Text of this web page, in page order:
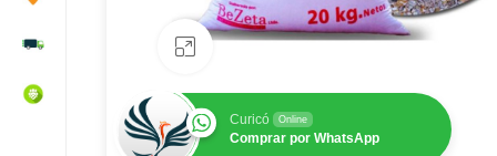
Haz clic para ampliar
Curicó Online
Comprar por WhatsApp